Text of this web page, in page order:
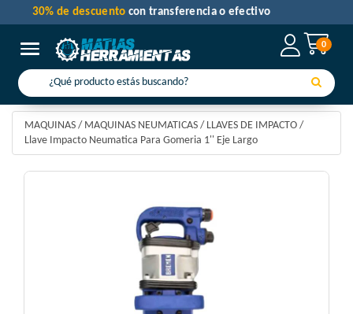
0
Toggle navigation
30% de descuentocon transferencia o efectivo
MAQUINAS / MAQUINAS NEUMATICAS / LLAVES DE IMPACTO /
Llave Impacto Neumatica Para Gomeria 1'' Eje Largo